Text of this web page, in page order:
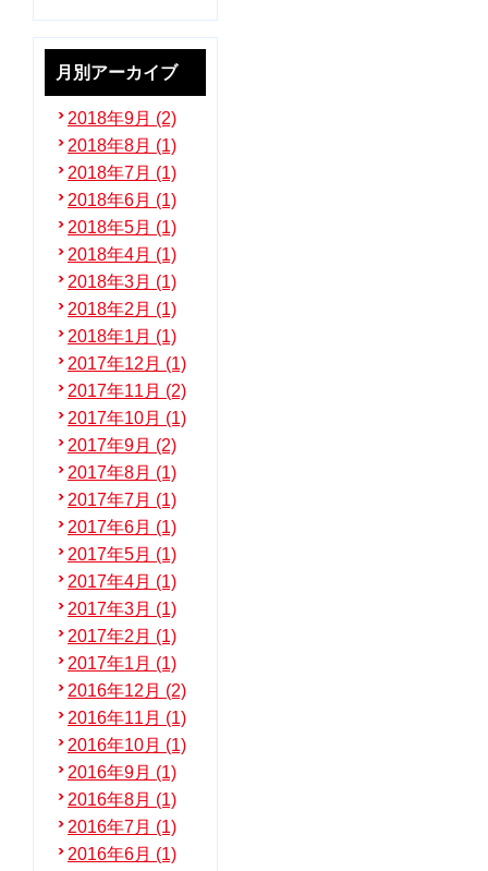
月別アーカイブ
2018年9月 (2)
2018年8月 (1)
2018年7月 (1)
2018年6月 (1)
2018年5月 (1)
2018年4月 (1)
2018年3月 (1)
2018年2月 (1)
2018年1月 (1)
2017年12月 (1)
2017年11月 (2)
2017年10月 (1)
2017年9月 (2)
2017年8月 (1)
2017年7月 (1)
2017年6月 (1)
2017年5月 (1)
2017年4月 (1)
2017年3月 (1)
2017年2月 (1)
2017年1月 (1)
2016年12月 (2)
2016年11月 (1)
2016年10月 (1)
2016年9月 (1)
2016年8月 (1)
2016年7月 (1)
2016年6月 (1)